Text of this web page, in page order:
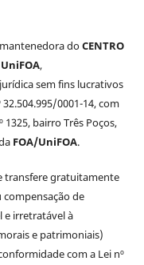
doCENTRO
,
sem fins lucrativos
0001-14, com
bairro Três Poços,
FOA/UniFOA.
transfere gratuitamente
de
e irretratável à
e patrimoniais)
com a Lei nº